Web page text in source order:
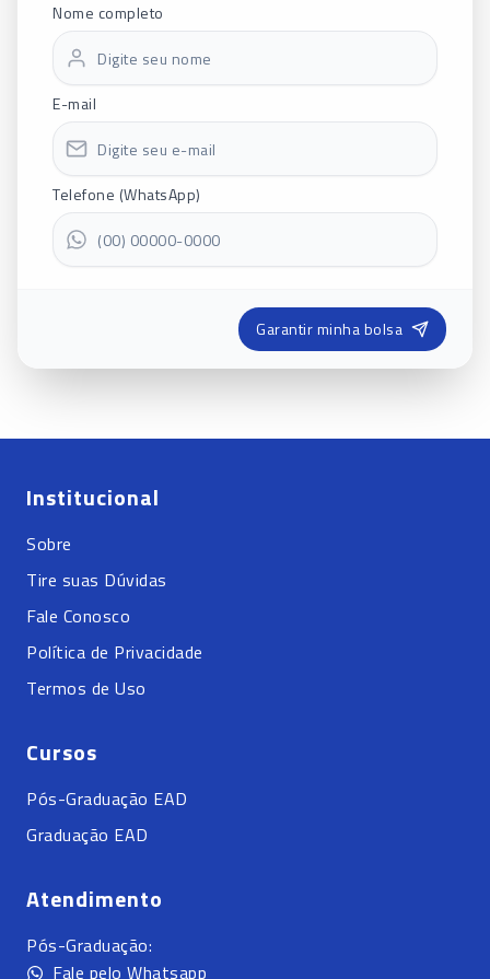
Nome completo
E-mail
Telefone (WhatsApp)
Garantir minha bolsa
Institucional
Sobre
Tire suas Dúvidas
Fale Conosco
Política de Privacidade
Termos de Uso
Cursos
Pós-Graduação EAD
Graduação EAD
Atendimento
Pós-Graduação:
Fale pelo Whatsapp